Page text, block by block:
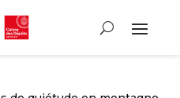
en montagne